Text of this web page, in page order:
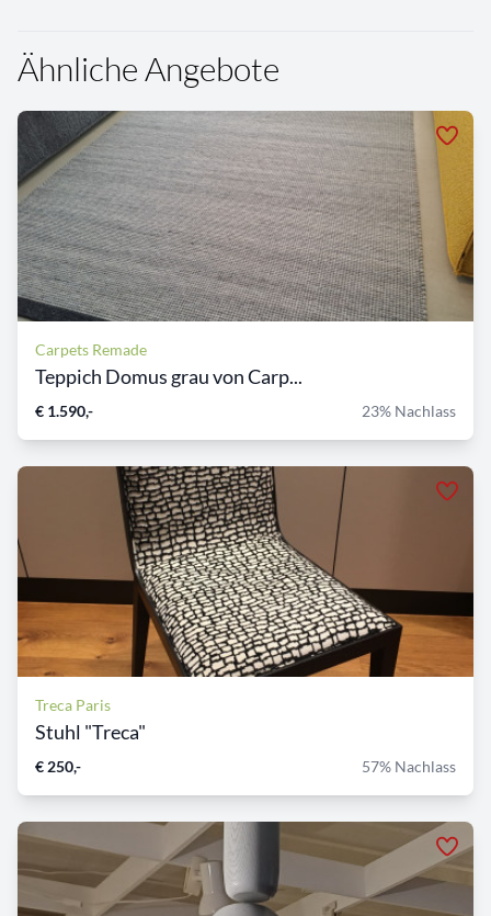
Ähnliche Angebote
Carpets Remade
Teppich Domus grau von Carp...
€ 1.590,- 23% Nachlass
Treca Paris
Stuhl "Treca"
€ 250,- 57% Nachlass